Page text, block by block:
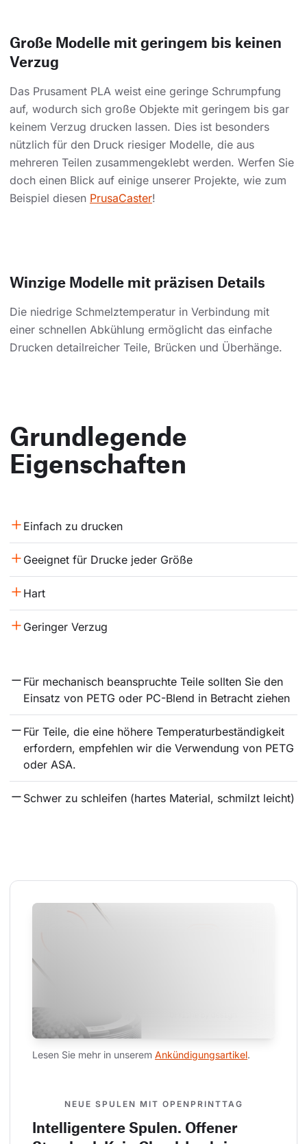
Große Modelle mit geringem bis keinen
Verzug
Das Prusament PLA weist eine geringe Schrumpfung
auf, wodurch sich große Objekte mit geringem bis gar
keinem Verzug drucken lassen. Dies ist besonders
nützlich für den Druck riesiger Modelle, die aus
mehreren Teilen zusammengeklebt werden. Werfen Sie
doch einen Blick auf einige unserer Projekte, wie zum
Beispiel diesen PrusaCaster!
Winzige Modelle mit präzisen Details
Die niedrige Schmelztemperatur in Verbindung mit
einer schnellen Abkühlung ermöglicht das einfache
Drucken detailreicher Teile, Brücken und Überhänge.
Grundlegende
Eigenschaften
Einfach zu drucken
Geeignet für Drucke jeder Größe
Hart
Geringer Verzug
Für mechanisch beanspruchte Teile sollten Sie den
Einsatz von PETG oder PC-Blend in Betracht ziehen
Für Teile, die eine höhere Temperaturbeständigkeit
erfordern, empfehlen wir die Verwendung von PETG
oder ASA.
Schwer zu schleifen (hartes Material, schmilzt leicht)
Lesen Sie mehr in unserem Ankündigungsartikel.
NEUE SPULEN MIT OPENPRINTTAG
Intelligentere Spulen. Offener